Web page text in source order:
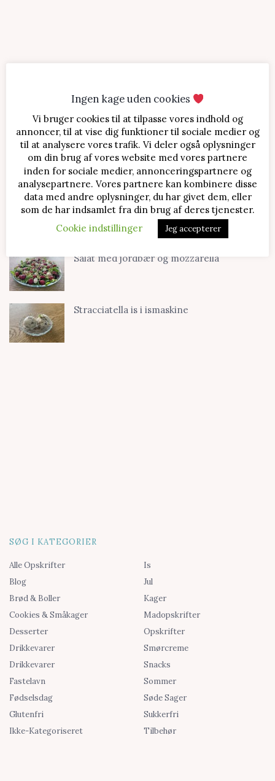
SENESTE OPSKRIFTER
Jordbærtærte med mascarponecreme
Klassisk cheesecake med kirsebær
Salat med jordbær og mozzarella
Stracciatella is i ismaskine
SØG I KATEGORIER
Alle Opskrifter
Blog
Brød & Boller
Cookies & Småkager
Desserter
Drikkevarer
Drikkevarer
Fastelavn
Fødselsdag
Glutenfri
Ikke-Kategoriseret
Is
Jul
Kager
Madopskrifter
Opskrifter
Smørcreme
Snacks
Sommer
Søde Sager
Sukkerfri
Tilbehør
Ingen kage uden cookies
Vi bruger cookies til at tilpasse vores indhold og
annoncer, til at vise dig funktioner til sociale medier og
til at analysere vores trafik. Vi deler også oplysninger
om din brug af vores website med vores partnere
inden for sociale medier, annonceringspartnere og
analysepartnere. Vores partnere kan kombinere disse
data med andre oplysninger, du har givet dem, eller
som de har indsamlet fra din brug af deres tjenester.
Cookie indstillinger
Jeg accepterer